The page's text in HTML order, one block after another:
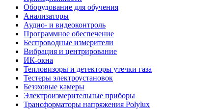
Оборудование для обучения
Анализаторы
Аудио- и видеоконтроль
Программное обеспечение
Беспроводные измерители
Вибрация и центрирование
ИК-окна
Тепловизоры и детекторы утечки газа
Тестеры электроустановок
Безэховые камеры
Электроизмерительные приборы
Трансформаторы напряжения Polylux